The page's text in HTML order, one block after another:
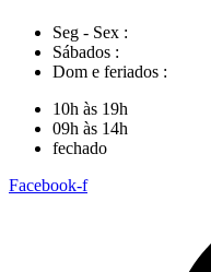
Seg - Sex :
Sábados :
Dom e feriados :
10h às 19h
09h às 14h
fechado
Facebook-f